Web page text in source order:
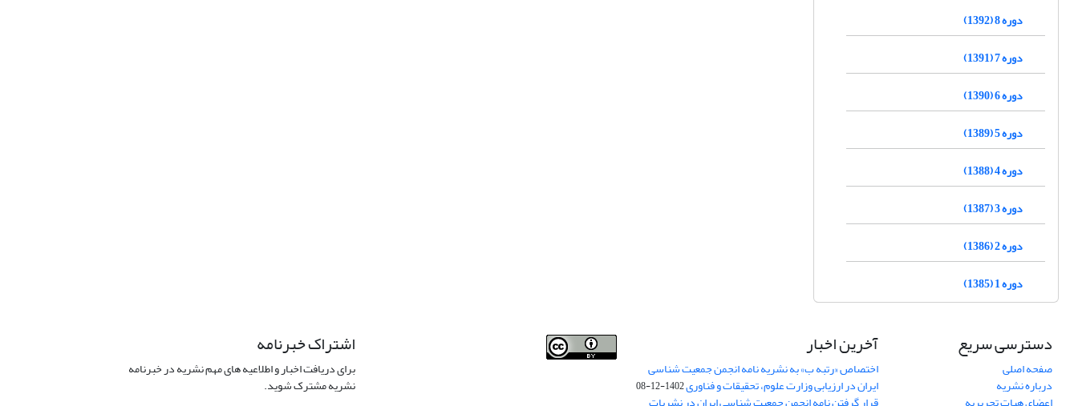
دوره 8 (1392)
دوره 7 (1391)
دوره 6 (1390)
دوره 5 (1389)
دوره 4 (1388)
دوره 3 (1387)
دوره 2 (1386)
دوره 1 (1385)
دسترسی سریع
صفحه اصلی
درباره نشریه
آخرین اخبار
اختصاص «رتبه ب» به نشریه نامه انجمن جمعیت شناسی
ایران در ارزیابی وزارت علوم، تحقیقات و فناوری1402-12-08
اشتراک خبرنامه
برای دریافت اخبار و اطلاعیه های مهم نشریه در خبرنامه
نشریه مشترک شوید.